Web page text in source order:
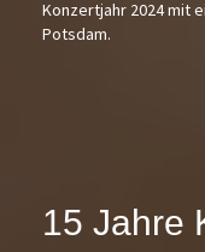
Konzertjahr 2024 mit
Potsdam.
15 Jahre